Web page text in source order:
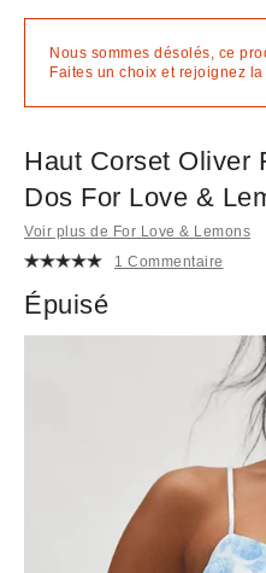
Nous sommes désolés, ce
Faites un choix et rejoignez
Haut Corset Oliver
Dos For Love &
Voir plus de For Love & Lemons
1 Commentaire
Épuisé